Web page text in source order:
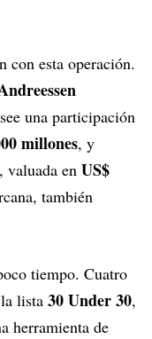
con esta operación.
una participación
millones, y
, valuada en US$
también
tiempo. Cuatro
lista 30 Under 30,
herramienta de